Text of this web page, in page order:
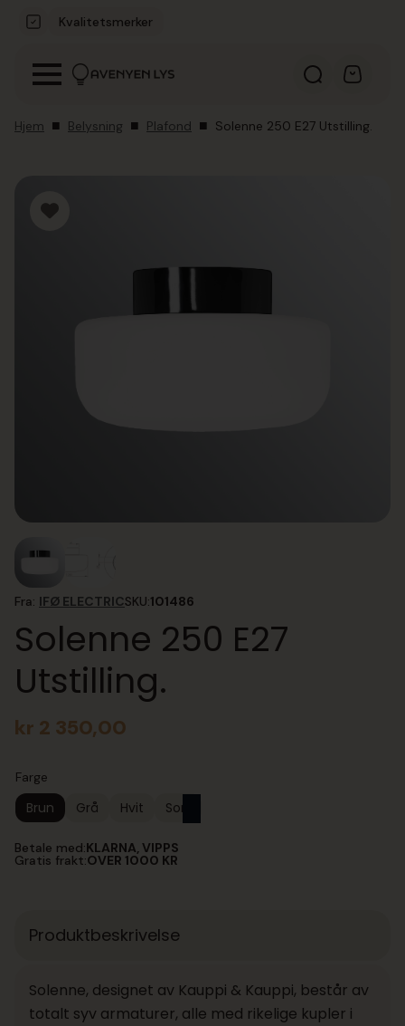
Kvalitetsmerker
Hjem Belysning Plafond Solenne 250 E27 Utstilling.
Fra: IFØ ELECTRICSKU:101486
Solenne 250 E27
Utstilling.
kr 2 350,00
Farge
Brun Grå Hvit Sort
Betale med:KLARNA, VIPPS
Gratis frakt:OVER 1000 KR
Produktbeskrivelse
Solenne, designet av Kauppi & Kauppi, består av
totalt syv armaturer, alle med rikelige kupler i